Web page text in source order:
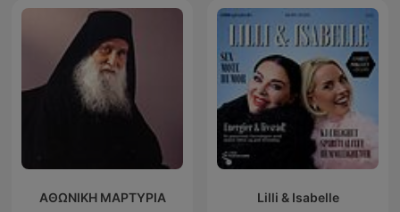
ΑΘΩΝΙΚΗ ΜΑΡΤΥΡΙΑ Lilli & Isabelle